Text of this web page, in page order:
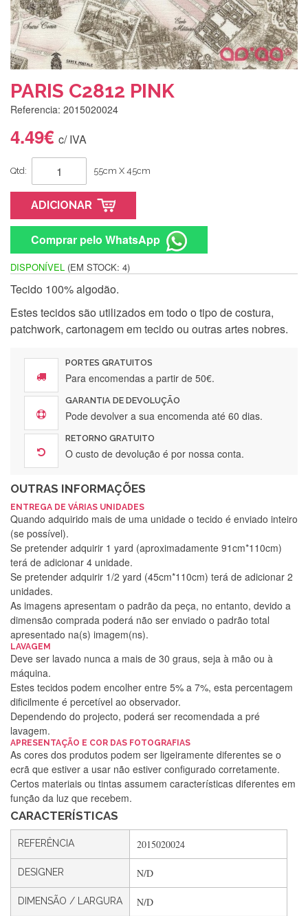
PARIS C2812 PINK
Referencia: 2015020024
4.49€ c/ IVA
Qtd: 55cm X 45cm
ADICIONAR
Comprar pelo WhatsApp
DISPONÍVEL (EM STOCK: 4)
Tecido 100% algodão.
Estes tecidos são utilizados em todo o tipo de costura,
patchwork, cartonagem em tecido ou outras artes nobres.
PORTES GRATUITOS
Para encomendas a partir de 50€.
GARANTIA DE DEVOLUÇÃO
Pode devolver a sua encomenda até 60 dias.
RETORNO GRATUITO
O custo de devolução é por nossa conta.
OUTRAS INFORMAÇÕES
ENTREGA DE VÁRIAS UNIDADES
Quando adquirido mais de uma unidade o tecido é enviado inteiro
(se possível).
Se pretender adquirir 1 yard (aproximadamente 91cm*110cm)
terá de adicionar 4 unidade.
Se pretender adquirir 1/2 yard (45cm*110cm) terá de adicionar 2
unidades.
As imagens apresentam o padrão da peça, no entanto, devido a
dimensão comprada poderá não ser enviado o padrão total
apresentado na(s) imagem(ns).
LAVAGEM
Deve ser lavado nunca a mais de 30 graus, seja à mão ou à
máquina.
Estes tecidos podem encolher entre 5% a 7%, esta percentagem
dificilmente é percetível ao observador.
Dependendo do projecto, poderá ser recomendada a pré
lavagem.
APRESENTAÇÃO E COR DAS FOTOGRAFIAS
As cores dos produtos podem ser ligeiramente diferentes se o
ecrã que estiver a usar não estiver configurado corretamente.
Certos materiais ou tintas assumem características diferentes em
função da luz que recebem.
CARACTERÍSTICAS
REFERÊNCIA 2015020024
DESIGNER N/D
DIMENSÃO / LARGURA N/D
Silvia Lopes
Encomenda direitinha. Rapidez e segurança. Volto a
encomendar.
Silvia André
Gostei ,Serviço bastante rápido. recomendo
Filipa Freire